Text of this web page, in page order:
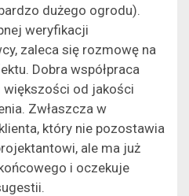
dużego ogrodu).
weryfikacji
zaleca się rozmowę na
Dobra współpraca
większości od jakości
Zwłaszcza w
który nie pozostawia
ale ma już
i oczekuje